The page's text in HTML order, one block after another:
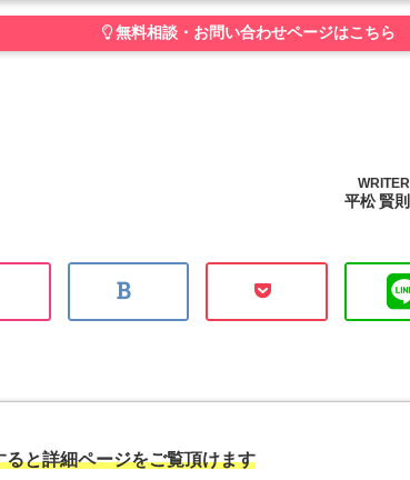
無料相談・お問い合わせページはこちら
WRITER
平松 賢則
ると詳細ページをご覧頂けます